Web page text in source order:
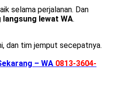
selama perjalanan. Dan
lewat WA.
dan tim jemput secepatnya.
– WA 0813-3604-